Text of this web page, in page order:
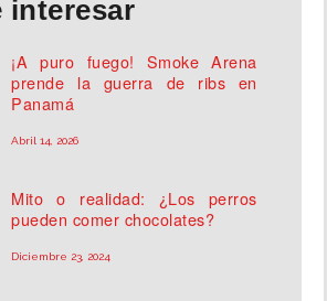
interesar
¡A puro fuego! Smoke Arena
prende la guerra de ribs en
Panamá
Abril 14, 2026
Mito o realidad: ¿Los perros
pueden comer chocolates?
Diciembre 23, 2024